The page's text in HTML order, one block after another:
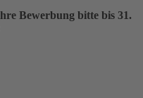
Bewerbung bitte bis 31.